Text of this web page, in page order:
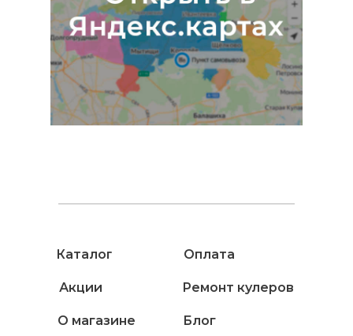
Каталог
Акции
О магазине
Оплата
Ремонт кулеров
Блог